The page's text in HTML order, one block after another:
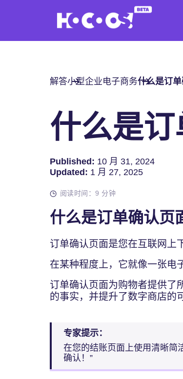
解答小型企业电子商务什么是订单
什么是订
Published: 10 月 31, 2024
Updated: 1 月 27, 2025
阅读时间：9 分钟
什么是订单确认页
订单确认页面是您在互联网上
在某种程度上，它就像一张电
订单确认页面为购物者提供了
的事实，并提升了数字商店的
专家提示：
在您的结账页面上使用清晰简
确认！”